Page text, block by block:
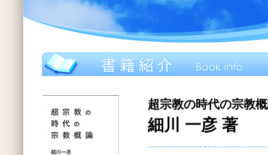
超宗教の時代の宗教
細川 一彦 著